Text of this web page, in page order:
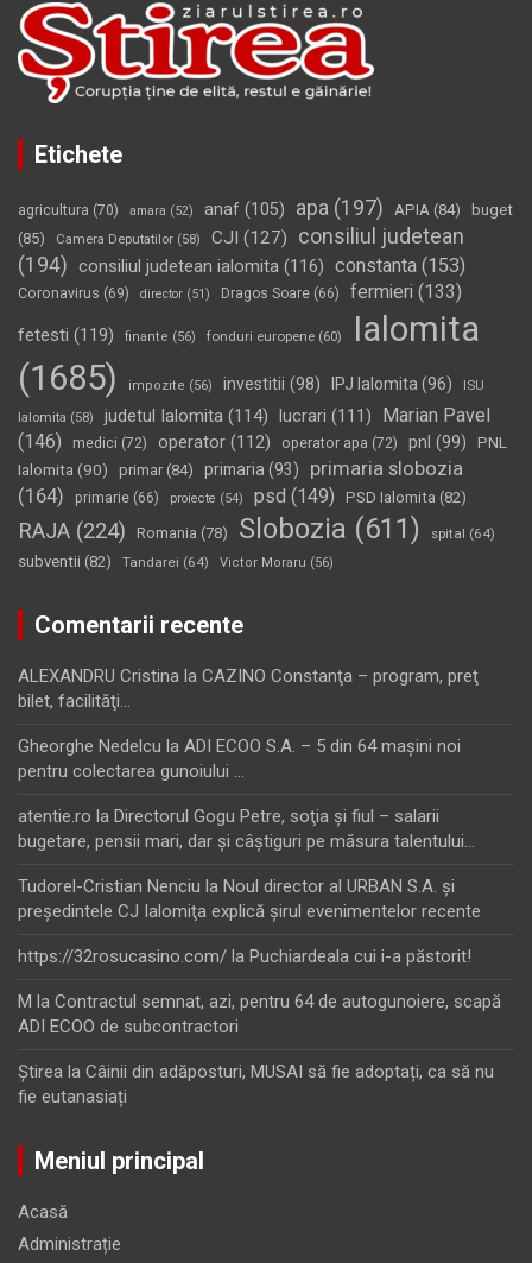
Etichete
agricultura (70) amara (52) anaf (105) apa (197) APIA (84)
buget
(85)
Camera Deputatilor (58) CJI (127)
consiliul judetean
(194) consiliul judetean ialomita (116) constanta (153)
Coronavirus (69) director (51) Dragos Soare (66) fermieri (133)
fetesti (119) finante (56) fonduri europene (60)
Ialomita
(1685)
impozite (56) investitii (98) IPJ Ialomita (96) ISU
Ialomita (58) judetul Ialomita (114) lucrari (111)
Marian Pavel
(146)
medici (72) operator (112) operator apa (72) pnl (99)
PNL
Ialomita (90) primar(84) primaria (93)
primaria slobozia
(164)
primarie (66) proiecte (54) psd (149) PSD Ialomita (82)
RAJA (224) Romania (78) Slobozia (611) spital (64)
subventii (82) Tandarei (64) Victor Moraru (56)
Comentarii recente
ALEXANDRU Cristina la CAZINO Constanţa – program, preţ
bilet, facilităţi…
Gheorghe Nedelcu la ADI ECOO S.A. – 5 din 64 maşini noi
pentru colectarea gunoiului …
atentie.ro la Directorul Gogu Petre, soţia şi fiul – salarii
bugetare, pensii mari, dar şi câştiguri pe măsura talentului…
Tudorel-Cristian Nenciu la Noul director al URBAN S.A. şi
preşedintele CJ Ialomiţa explică şirul evenimentelor recente
https://32rosucasino.com/ la Puchiardeala cui i-a păstorit!
M la Contractul semnat, azi, pentru 64 de autogunoiere, scapă
ADI ECOO de subcontractori
Ştirea la Câinii din adăposturi, MUSAI să fie adoptați, ca să nu
fie eutanasiați
Meniul principal
Acasă
Administrație